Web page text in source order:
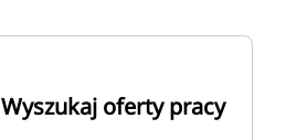
Wyszukaj oferty pracy